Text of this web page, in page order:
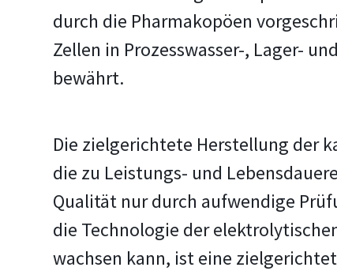
durch die Pharmakopöen
Zellen in Prozesswasser-, Lager-
bewährt.
Die zielgerichtete Herstellung der
die zu Leistungs- und
Qualität nur durch aufwendige
die Technologie der
wachsen kann, ist eine